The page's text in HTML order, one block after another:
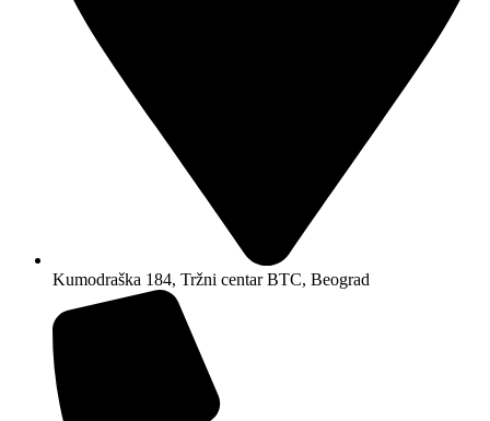
Kumodraška 184, Tržni centar BTC, Beograd